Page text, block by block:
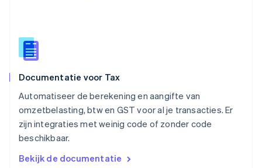
Documentatie voor Tax
Automatiseer de berekening en aangifte van
omzetbelasting, btw en GST voor al je transacties. Er
zijn integraties met weinig code of zonder code
beschikbaar.
Bekijk de documentatie
English
Spanje
Thailand
ไทยEnglish
Tsjechië
Vasteland van China
简体中文English
English